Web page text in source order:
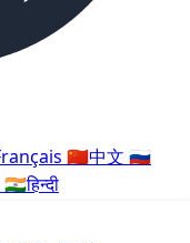
🇨🇳中文 🇷🇺
🇮🇳हिन्दी